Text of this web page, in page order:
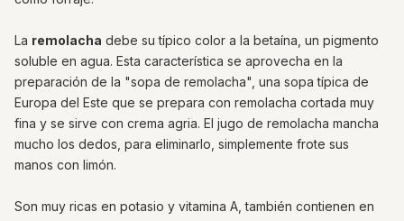
La remolacha debe su típico color a la betaína, un pigmento
soluble en agua. Esta característica se aprovecha en la
preparación de la "sopa de remolacha", una sopa típica de
Europa del Este que se prepara con remolacha cortada muy
fina y se sirve con crema agria. El jugo de remolacha mancha
mucho los dedos, para eliminarlo, simplemente frote sus
manos con limón.
Son muy ricas en potasio y vitamina A, también contienen en